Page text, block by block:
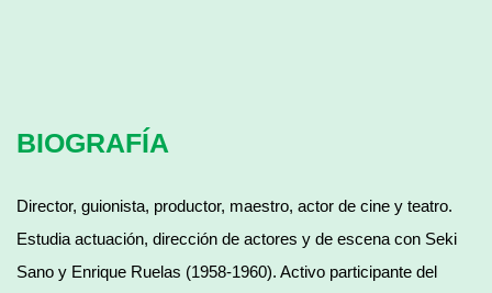
BIOGRAFÍA
Director, guionista, productor, maestro, actor de cine y teatro.
Estudia actuación, dirección de actores y de escena con Seki
Sano y Enrique Ruelas (1958-1960). Activo participante del